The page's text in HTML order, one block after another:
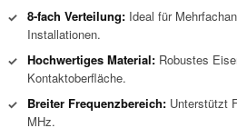
✓ 8-fach Verteilung: Ideal für
Installationen.
✓ Hochwertiges Material: Robustes
Kontaktoberfläche.
✓
Breiter Frequenzbereich: Unterstützt
MHz.